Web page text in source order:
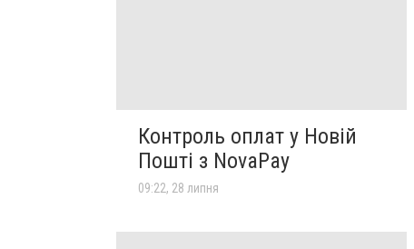
Контроль оплат у Новій
Пошті з NovaPay
09:22, 28 липня